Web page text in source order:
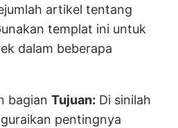
artikel tentang
templat ini untuk
dalam beberapa
bagian Tujuan: Di sinilah
pentingnya